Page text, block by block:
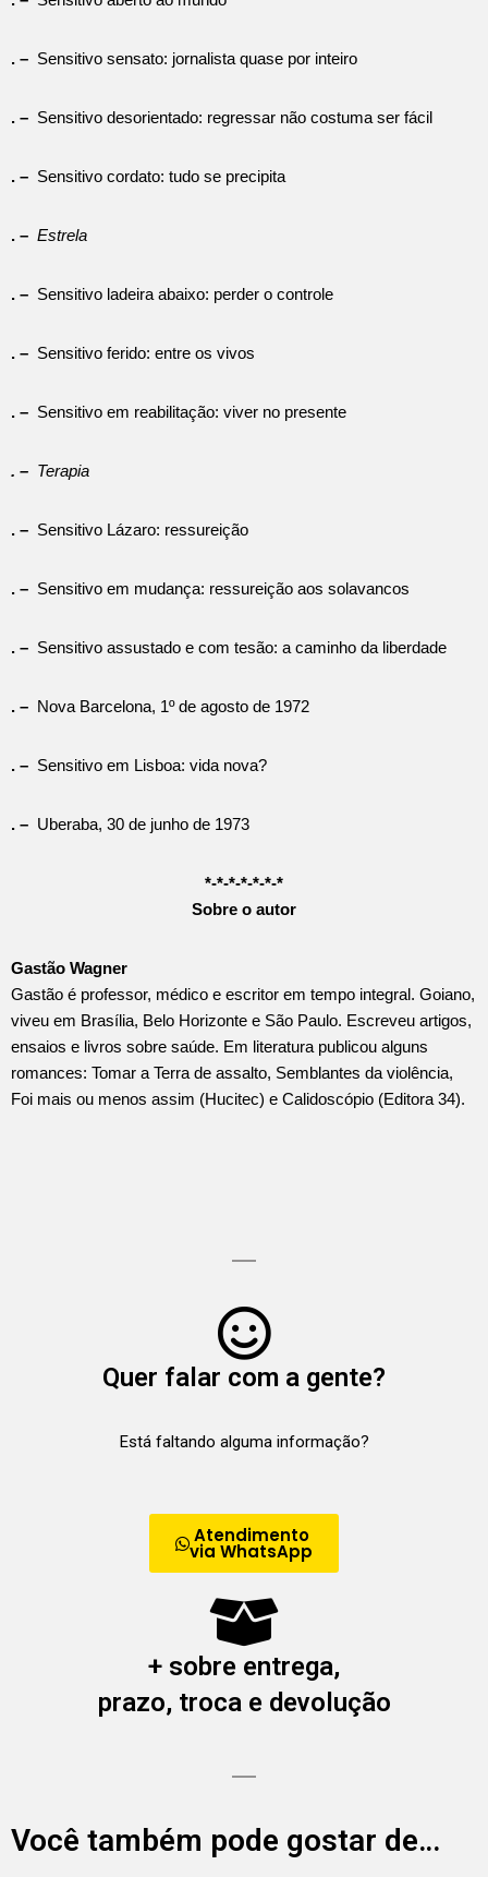
. – Sensitivo sensato: jornalista quase por inteiro
. – Sensitivo desorientado: regressar não costuma ser fácil
. – Sensitivo cordato: tudo se precipita
. – Estrela
. – Sensitivo ladeira abaixo: perder o controle
. – Sensitivo ferido: entre os vivos
. – Sensitivo em reabilitação: viver no presente
. – Terapia
. – Sensitivo Lázaro: ressureição
. – Sensitivo em mudança: ressureição aos solavancos
. – Sensitivo assustado e com tesão: a caminho da liberdade
. – Nova Barcelona, 1º de agosto de 1972
. – Sensitivo em Lisboa: vida nova?
. – Uberaba, 30 de junho de 1973
*-*-*-*-*-*-*
Sobre o autor
Gastão Wagner
Gastão é professor, médico e escritor em tempo integral. Goiano,
viveu em Brasília, Belo Horizonte e São Paulo. Escreveu artigos,
ensaios e livros sobre saúde. Em literatura publicou alguns
romances: Tomar a Terra de assalto, Semblantes da violência,
Foi mais ou menos assim (Hucitec) e Calidoscópio (Editora 34).
Quer falar com a gente?
Está faltando alguma informação?
Atendimento
via WhatsApp
+ sobre entrega,
prazo, troca e devolução
Você também pode gostar de…